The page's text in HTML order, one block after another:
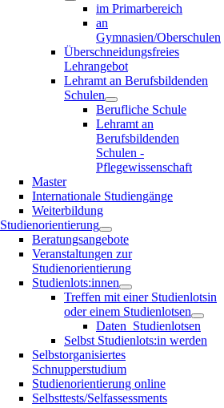
im Primarbereich
an
Gymnasien/Oberschulen
Überschneidungsfreies
Lehrangebot
Lehramt an Berufsbildenden
Schulen
Berufliche Schule
Lehramt an
Berufsbildenden
Schulen -
Pflegewissenschaft
Master
Internationale Studiengänge
Weiterbildung
Studienorientierung
Beratungsangebote
Veranstaltungen zur
Studienorientierung
Studienlots:innen
Treffen mit einer Studienlotsin
oder einem Studienlotsen
Daten_Studienlotsen
Selbst Studienlots:in werden
Selbstorganisiertes
Schnupperstudium
Studienorientierung online
Selbsttests/Selfassessments